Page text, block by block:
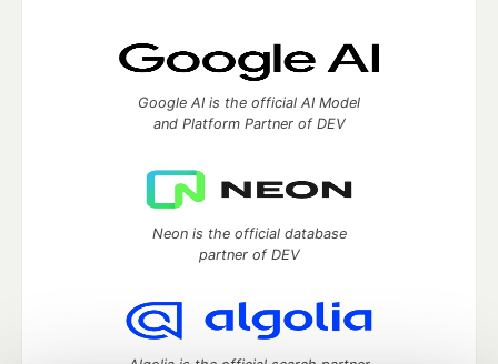
Google AI is the official AI Model
and Platform Partner of DEV
Neon is the official database
partner of DEV